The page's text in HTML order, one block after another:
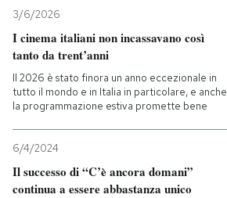
3/6/2026
I cinema italiani non incassavano così
tanto da trent’anni
Il 2026 è stato finora un anno eccezionale in
tutto il mondo e in Italia in particolare, e anche
la programmazione estiva promette bene
6/4/2024
Il successo di “C’è ancora domani”
continua a essere abbastanza unico